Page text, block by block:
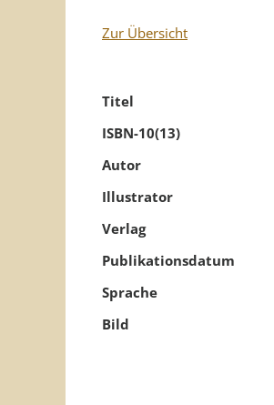
Zur Übersicht
Titel
ISBN-10(13)
Autor
Illustrator
Verlag
Publikationsdatum
Sprache
Bild